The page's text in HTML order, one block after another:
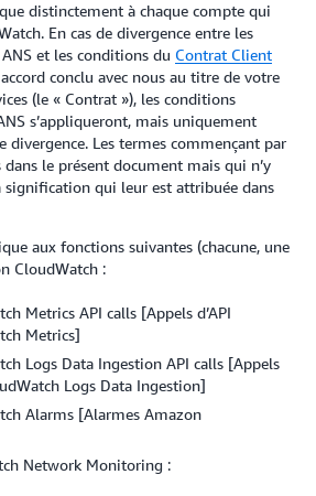
distinctement à chaque compte qui
En cas de divergence entre les
et les conditions du Contrat Client
conclu avec nous au titre de votre
(le « Contrat »), les conditions
s’appliqueront, mais uniquement
Les termes commençant par
le présent document mais qui n’y
qui leur est attribuée dans
aux fonctions suivantes (chacune, une
CloudWatch :
Metrics API calls [Appels d’API
Metrics]
Logs Data Ingestion API calls [Appels
Logs Data Ingestion]
Alarms [Alarmes Amazon
Network Monitoring :